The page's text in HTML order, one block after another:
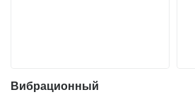
Вибрационный